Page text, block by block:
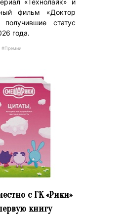
фильм «Доктор
получившие статус
года.
#Премии
с ГК «Рики»
книгу